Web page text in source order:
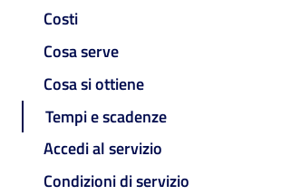
Costi
Cosa serve
Cosa si ottiene
Tempi e scadenze
Accedi al servizio
Condizioni di servizio